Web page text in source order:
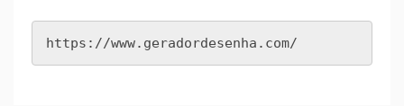
https://www.geradordesenha.com/